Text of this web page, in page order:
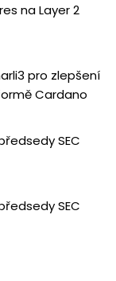
na Layer 2
pro zlepšení
Cardano
SEC
SEC